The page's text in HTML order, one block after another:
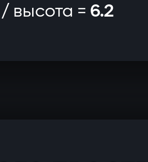
высота = 6.2